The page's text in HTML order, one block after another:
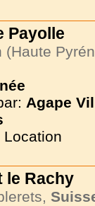
Payolle
(Haute
Agape
Location
le Rachy